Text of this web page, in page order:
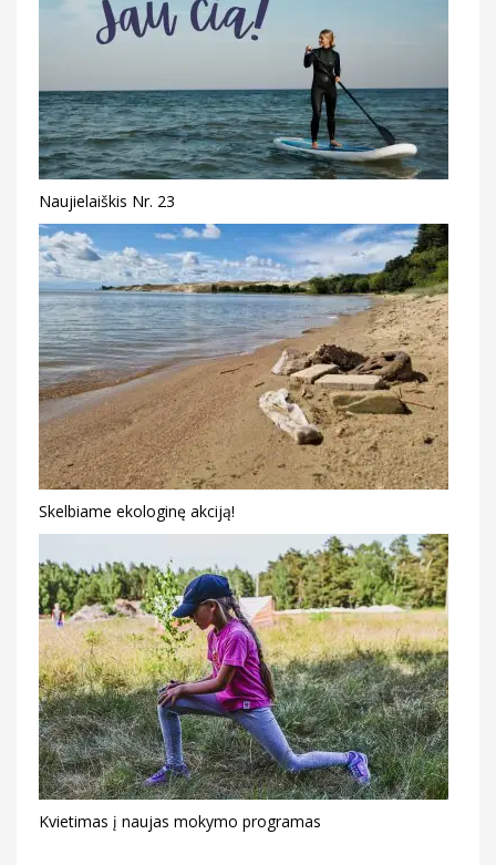
Naujielaiškis Nr. 23
Skelbiame ekologinę akciją!
Kvietimas į naujas mokymo programas